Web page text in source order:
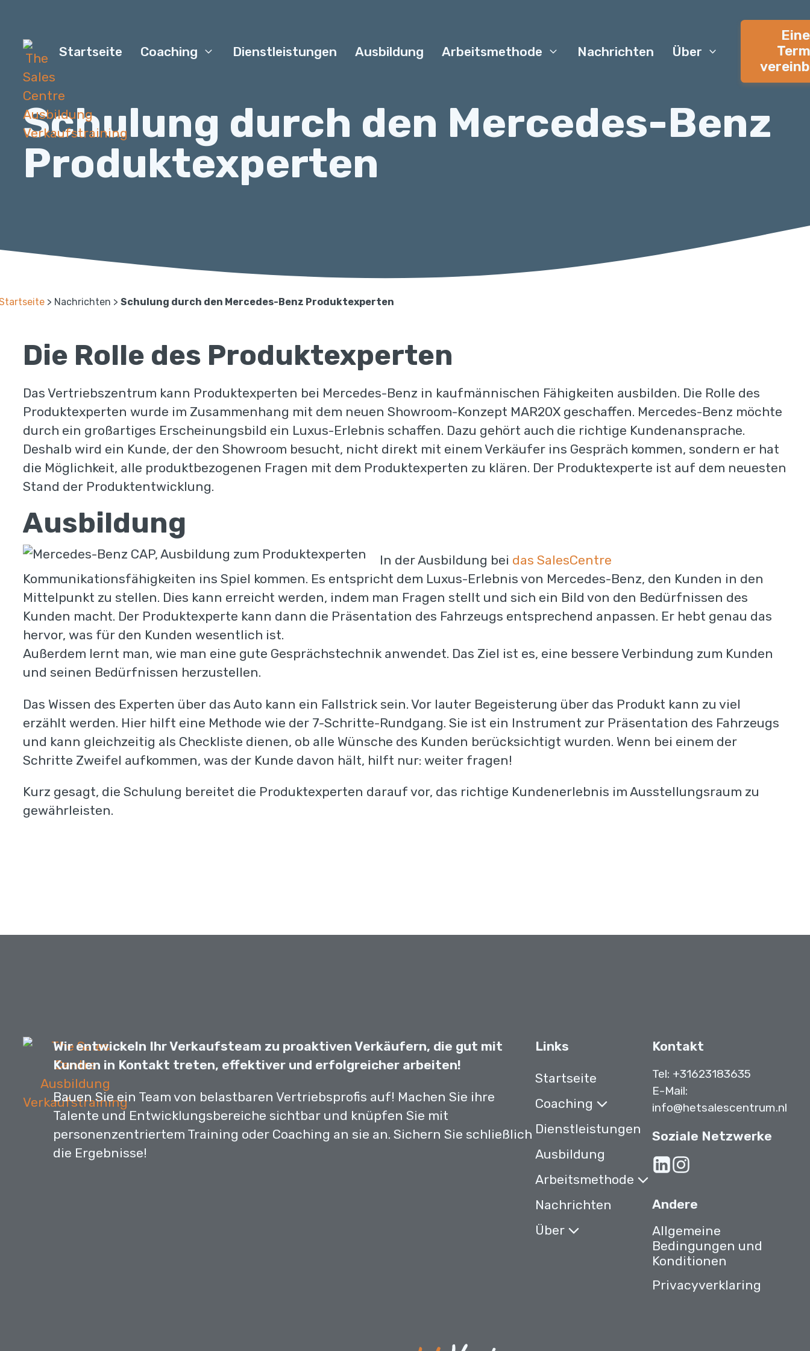
Startseite Coaching Dienstleistungen Ausbildung Arbeitsmethode Nachrichten Über
Schulung durch den Mercedes-Benz
Produktexperten
> Nachrichten >Schulung durch den Mercedes-Benz Produktexperten
Die Rolle des Produktexperten
Das Vertriebszentrum kann Produktexperten bei Mercedes-Benz in kaufmännischen Fähigkeiten ausbilden. Die Rolle des
Produktexperten wurde im Zusammenhang mit dem neuen Showroom-Konzept MAR20X geschaffen. Mercedes-Benz möchte
durch ein großartiges Erscheinungsbild ein Luxus-Erlebnis schaffen. Dazu gehört auch die richtige Kundenansprache.
Deshalb wird ein Kunde, der den Showroom besucht, nicht direkt mit einem Verkäufer ins Gespräch kommen, sondern er hat
die Möglichkeit, alle produktbezogenen Fragen mit dem Produktexperten zu klären. Der Produktexperte ist auf dem neuesten
Stand der Produktentwicklung.
Ausbildung
In der Ausbildung bei das SalesCentre
Kommunikationsfähigkeiten ins Spiel kommen. Es entspricht dem Luxus-Erlebnis von Mercedes-Benz, den Kunden in den
Mittelpunkt zu stellen. Dies kann erreicht werden, indem man Fragen stellt und sich ein Bild von den Bedürfnissen des
Kunden macht. Der Produktexperte kann dann die Präsentation des Fahrzeugs entsprechend anpassen. Er hebt genau das
hervor, was für den Kunden wesentlich ist.
Außerdem lernt man, wie man eine gute Gesprächstechnik anwendet. Das Ziel ist es, eine bessere Verbindung zum Kunden
und seinen Bedürfnissen herzustellen.
Das Wissen des Experten über das Auto kann ein Fallstrick sein. Vor lauter Begeisterung über das Produkt kann zu viel
erzählt werden. Hier hilft eine Methode wie der 7-Schritte-Rundgang. Sie ist ein Instrument zur Präsentation des Fahrzeugs
und kann gleichzeitig als Checkliste dienen, ob alle Wünsche des Kunden berücksichtigt wurden. Wenn bei einem der
Schritte Zweifel aufkommen, was der Kunde davon hält, hilft nur: weiter fragen!
Kurz gesagt, die Schulung bereitet die Produktexperten darauf vor, das richtige Kundenerlebnis im Ausstellungsraum zu
gewährleisten.
Kostenloser Schnell-Scan
Teilen Sie uns die nachstehenden Angaben mit und Sie
erhalten innerhalb weniger Tage Ihren persönlichen Zugang
Sie erhalten dann automatisch eine E-Mail von Sales Colors
Wir entwickeln Ihr Verkaufsteam zu proaktiven Verkäufern, die gut mit
Kunden in Kontakt treten, effektiver und erfolgreicher arbeiten!
Bauen Sie ein Team von belastbaren Vertriebsprofis auf! Machen Sie ihre
Talente und Entwicklungsbereiche sichtbar und knüpfen Sie mit
personenzentriertem Training oder Coaching an sie an. Sichern Sie schließlich
die Ergebnisse!
Links
Startseite
Coaching
Dienstleistungen
Ausbildung
Arbeitsmethode
Nachrichten
Über
Kontakt
Tel: +31623183635‬
E-Mail:
info@hetsalescentrum.nl
Soziale Netzwerke
Andere
Allgemeine
Bedingungen und
Konditionen
Privacyverklaring